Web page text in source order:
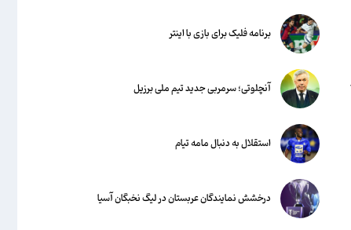
برنامه فلیک برای بازی با اینتر
آنچلوتی؛ سرمربی جدید تیم ملی برزیل
استقلال به دنبال مامه تیام
درخشش نمایندگان عربستان در لیگ نخبگان آسیا